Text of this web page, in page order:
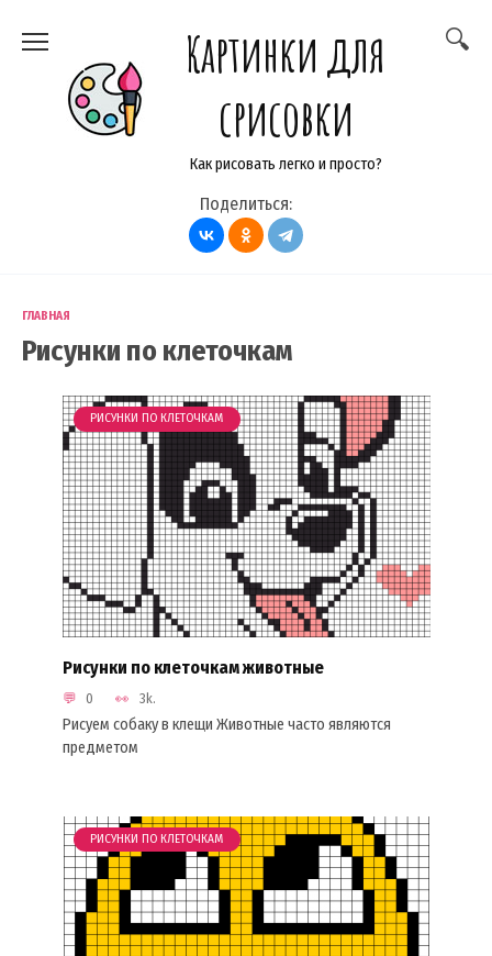
содержанию
Картинки для
срисовки
Как рисовать легко и просто?
Поделиться:
ГЛАВНАЯ
Рисунки по клеточкам
РИСУНКИ ПО КЛЕТОЧКАМ
Рисунки по клеточкам животные
0 3k.
Рисуем собаку в клещи Животные часто являются
предметом
РИСУНКИ ПО КЛЕТОЧКАМ